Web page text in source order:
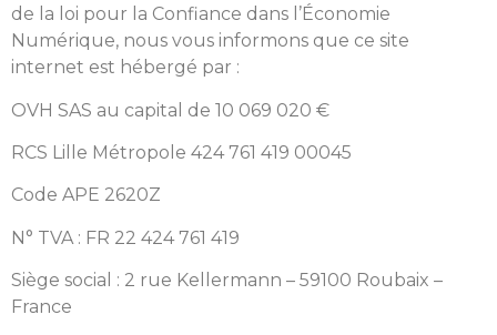
de la loi pour la Confiance dans l’Économie
Numérique, nous vous informons que ce site
internet est hébergé par :
OVH SAS au capital de 10 069 020 €
RCS Lille Métropole 424 761 419 00045
Code APE 2620Z
N° TVA : FR 22 424 761 419
Siège social : 2 rue Kellermann – 59100 Roubaix –
France